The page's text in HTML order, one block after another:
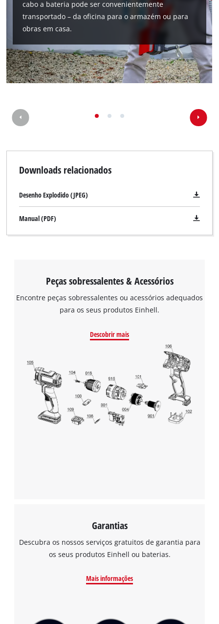
cabo a bateria pode ser convenientemente
transportado – da oficina para o armazém ou para
obras em casa.
Downloads relacionados
Desenho Explodido (JPEG)
Manual (PDF)
Peças sobressalentes & Acessórios
Encontre peças sobressalentes ou acessórios adequados
para os seus produtos Einhell.
Descobrir mais
Garantias
Descubra os nossos serviços gratuitos de garantia para
os seus produtos Einhell ou baterias.
Mais informações